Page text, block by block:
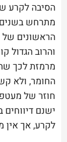
הסיבה לקרע
מתרחש
והרוב הגדול
מרמזת לכך
החומר, ולא
חוזר של
ישנם
לקרע, אך אין